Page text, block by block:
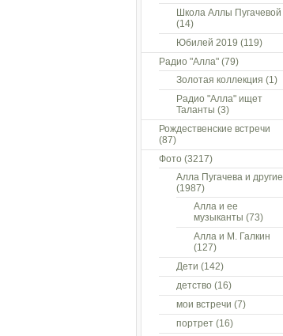
Школа Аллы Пугачевой
(14)
Юбилей 2019 (119)
Радио "Алла"(79)
Золотая коллекция (1)
Радио "Алла" ищет
Таланты (3)
Рождественские встречи
(87)
Фото (3217)
Алла Пугачева и другие
(1987)
Алла и ее
музыканты (73)
Алла и М. Галкин
(127)
Дети (142)
детство (16)
мои встречи (7)
портрет(16)